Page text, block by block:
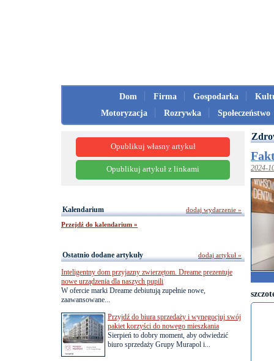
Dom Firma Gospodarka
Motoryzacja
Rozrywka Społeczeństwo
2024-
Opublikuj własny artykuł
Opublikuj artykuł z linkami
Kalendarium
Przejdź do kalendarium »
dodaj wydarzenie »
Ostatnio dodane artykuły
Inteligentny dom przyjazny zwierzętom. Dreame prezentuje
nowe urządzenia dla naszych pupili
W ofercie marki Dreame debiutują zupełnie nowe,
zaawansowane...
Przyjdź do biura sprzedaży i wynegocjuj swój
pakiet korzyści do nowego mieszkania
Sierpień to dobry moment, aby odwiedzić
biuro sprzedaży Grupy Murapol i...
dodaj artykuł »